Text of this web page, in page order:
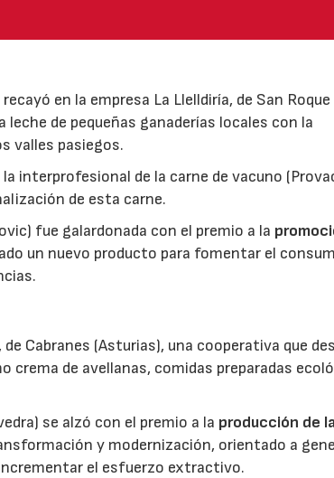
recayó en la empresa La Llelldiría, de San Roque
de pequeñas ganaderías locales con la
valles pasiegos.
la interprofesional de la carne de vacuno
de esta carne.
fue galardonada con el premio a la
un nuevo producto para fomentar el
Cabranes (Asturias), una cooperativa que
crema de avellanas, comidas preparadas
se alzó con el premio a la producción de
y modernización, orientado a
el esfuerzo extractivo.